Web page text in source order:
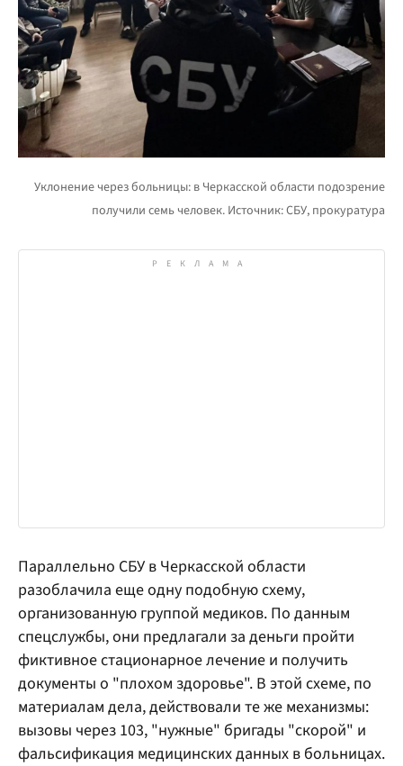
Параллельно СБУ в Черкасской области
разоблачила еще одну подобную схему,
организованную группой медиков. По данным
спецслужбы, они предлагали за деньги пройти
фиктивное стационарное лечение и получить
документы о "плохом здоровье". В этой схеме, по
материалам дела, действовали те же механизмы:
вызовы через 103, "нужные" бригады "скорой" и
фальсификация медицинских данных в больницах.